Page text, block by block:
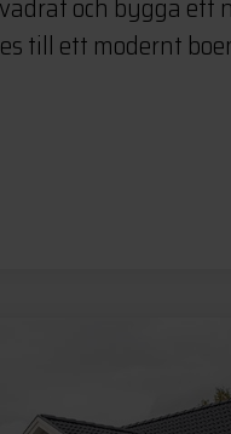
till ett modernt